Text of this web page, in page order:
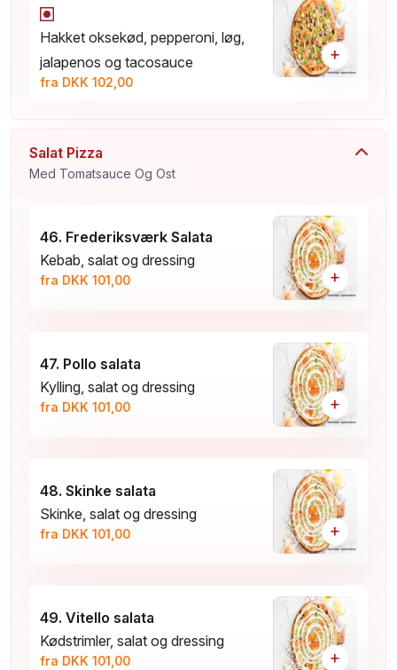
Hakket oksekød, pepperoni, løg,
jalapenos og tacosauce
fra DKK 102,00
+
Salat Pizza
Med Tomatsauce Og Ost
46. Frederiksværk Salata
Kebab, salat og dressing
fra DKK 101,00 +
47. Pollo salata
Kylling, salat og dressing
fra DKK 101,00 +
48. Skinke salata
Skinke, salat og dressing
fra DKK 101,00 +
49. Vitello salata
Kødstrimler, salat og dressing
fra DKK 101,00 +